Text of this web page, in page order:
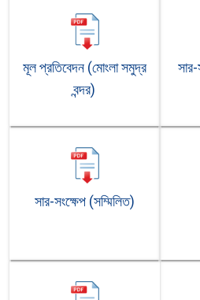
মূল প্রতিবেদন (মোংলা সমুদ্র
বন্দর)
সার-সংক্ষেপ (সম্মিলিত)